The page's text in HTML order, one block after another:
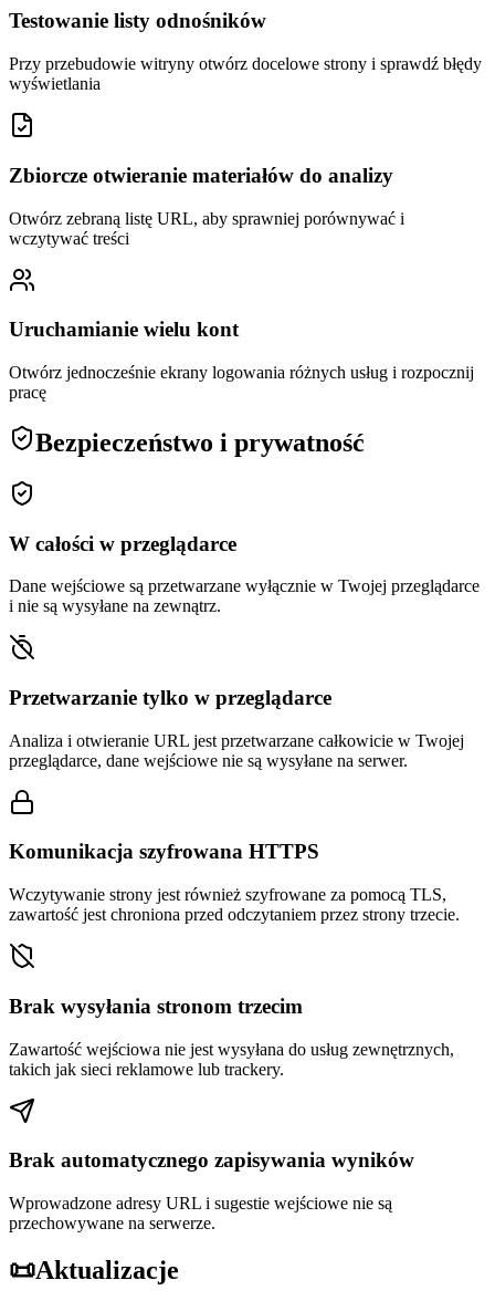
Testowanie listy odnośników
Przy przebudowie witryny otwórz docelowe strony i sprawdź błędy
wyświetlania
Zbiorcze otwieranie materiałów do analizy
Otwórz zebraną listę URL, aby sprawniej porównywać i
wczytywać treści
Uruchamianie wielu kont
Otwórz jednocześnie ekrany logowania różnych usług i rozpocznij
pracę
Bezpieczeństwo i prywatność
W całości w przeglądarce
Dane wejściowe są przetwarzane wyłącznie w Twojej przeglądarce
i nie są wysyłane na zewnątrz.
Przetwarzanie tylko w przeglądarce
Analiza i otwieranie URL jest przetwarzane całkowicie w Twojej
przeglądarce, dane wejściowe nie są wysyłane na serwer.
Komunikacja szyfrowana HTTPS
Wczytywanie strony jest również szyfrowane za pomocą TLS,
zawartość jest chroniona przed odczytaniem przez strony trzecie.
Brak wysyłania stronom trzecim
Zawartość wejściowa nie jest wysyłana do usług zewnętrznych,
takich jak sieci reklamowe lub trackery.
Brak automatycznego zapisywania wyników
Wprowadzone adresy URL i sugestie wejściowe nie są
przechowywane na serwerze.
📜Aktualizacje